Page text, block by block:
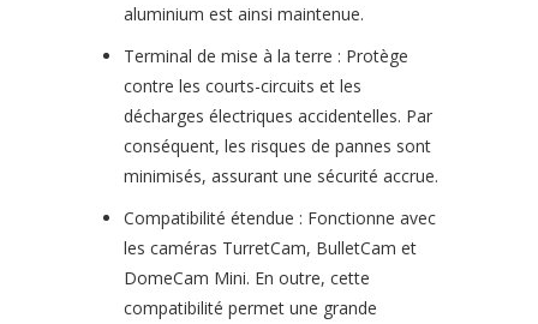
aluminium est ainsi maintenue.
Terminal de mise à la terre : Protège
contre les courts-circuits et les
décharges électriques accidentelles. Par
conséquent, les risques de pannes sont
minimisés, assurant une sécurité accrue.
Compatibilité étendue : Fonctionne avec
les caméras TurretCam, BulletCam et
DomeCam Mini. En outre, cette
compatibilité permet une grande